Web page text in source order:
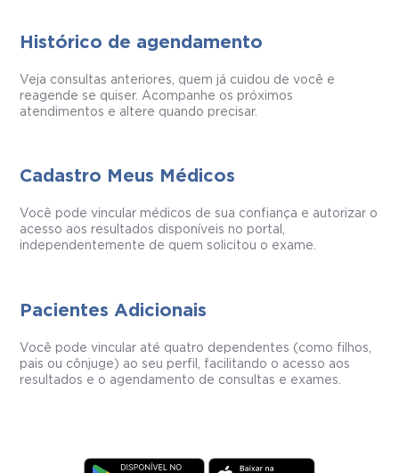
Histórico de agendamento
Veja consultas anteriores, quem já cuidou de você e
reagende se quiser. Acompanhe os próximos
atendimentos e altere quando precisar.
Cadastro Meus Médicos
Você pode vincular médicos de sua confiança e autorizar o
acesso aos resultados disponíveis no portal,
independentemente de quem solicitou o exame.
Pacientes Adicionais
Você pode vincular até quatro dependentes (como filhos,
pais ou cônjuge) ao seu perfil, facilitando o acesso aos
resultados e o agendamento de consultas e exames.